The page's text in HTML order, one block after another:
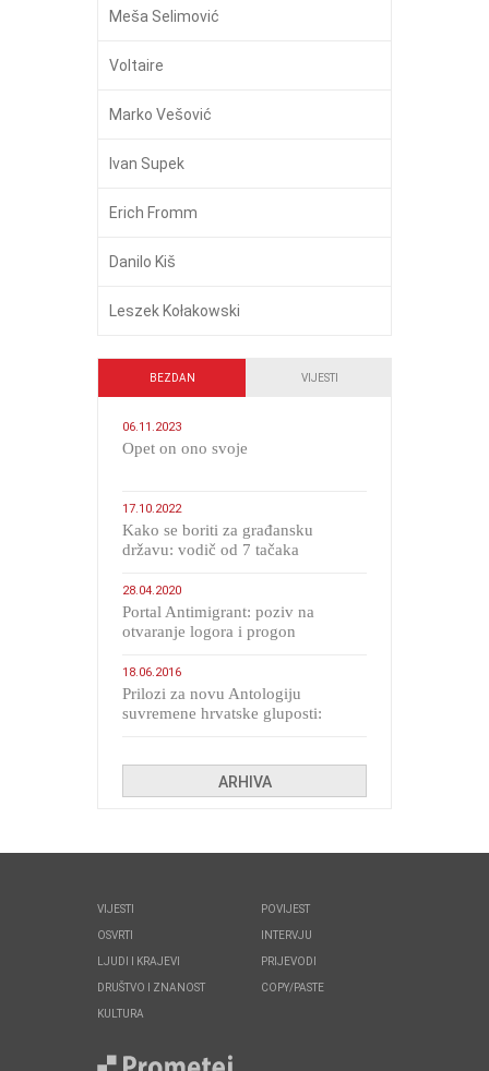
Meša Selimović
Voltaire
Marko Vešović
Ivan Supek
Erich Fromm
Danilo Kiš
Leszek Kołakowski
BEZDAN VIJESTI
06.11.2023
​Opet on ono svoje
17.10.2022
Kako se boriti za građansku
državu: vodič od 7 tačaka
28.04.2020
Portal Antimigrant: poziv na
otvaranje logora i progon
18.06.2016
Prilozi za novu Antologiju
suvremene hrvatske gluposti:
ARHIVA
VIJESTI
OSVRTI
LJUDI I KRAJEVI
DRUŠTVO I ZNANOST
KULTURA
POVIJEST
INTERVJU
PRIJEVODI
COPY/PASTE